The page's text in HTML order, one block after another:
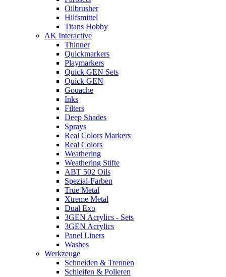
Oilbrusher
Hilfsmittel
Titans Hobby
AK Interactive
Thinner
Quickmarkers
Playmarkers
Quick GEN Sets
Quick GEN
Gouache
Inks
Filters
Deep Shades
Sprays
Real Colors Markers
Real Colors
Weathering
Weathering Stifte
ABT 502 Oils
Spezial-Farben
True Metal
Xtreme Metal
Dual Exo
3GEN Acrylics - Sets
3GEN Acrylics
Panel Liners
Washes
Werkzeuge
Schneiden & Trennen
Schleifen & Polieren